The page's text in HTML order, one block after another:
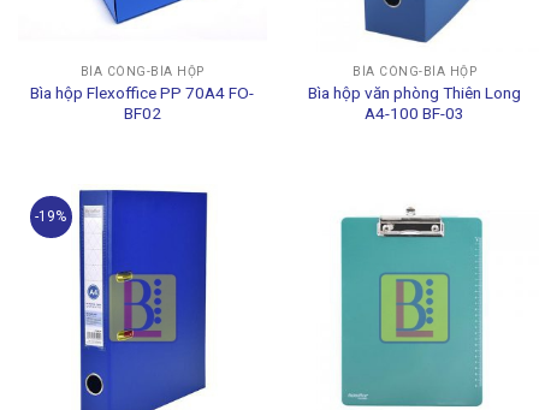
BÌA CÒNG-BÌA HỘP
Bìa hộp Flexoffice PP 70A4 FO-
BF02
BÌA CÒNG-BÌA HỘP
Bìa hộp văn phòng Thiên Long
A4-100 BF-03
-19%